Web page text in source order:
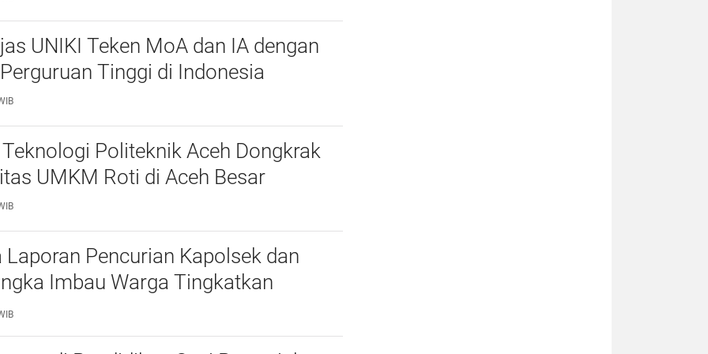
UNIKI Teken MoA dan IA dengan
Tinggi di Indonesia
Politeknik Aceh Dongkrak
UMKM Roti di Aceh Besar
Laporan Pencurian Kapolsek dan
Imbau Warga Tingkatkan